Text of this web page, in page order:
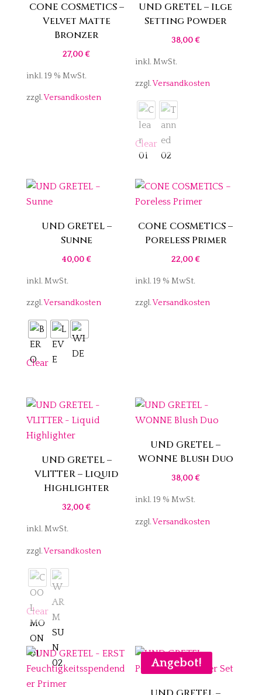
CONE COSMETICS –
Velvet Matte
Bronzer
27,00€
inkl. 19 % MwSt.
zzgl.Versandkosten
UND GRETEL – Ilge
Setting Powder
38,00€
inkl. MwSt.
zzgl.Versandkosten
Clear
UND GRETEL –
Sunne
40,00€
inkl. MwSt.
zzgl.Versandkosten
Clear
CONE COSMETICS –
Poreless Primer
22,00€
inkl. 19 % MwSt.
zzgl.Versandkosten
UND GRETEL –
VLITTER – Liquid
Highlighter
32,00€
inkl. MwSt.
zzgl.Versandkosten
Clear
UND GRETEL –
WONNE Blush Duo
38,00€
inkl. 19 % MwSt.
zzgl.Versandkosten
Angebot!